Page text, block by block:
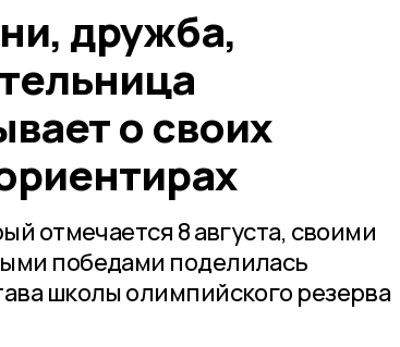
дружба,
о своих
отмечается 8 августа, своими
победами поделилась
школы олимпийского резерва